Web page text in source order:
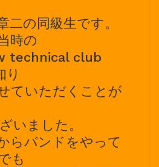
二の同級生です。
時の
technical club
り
ていただくことが
いました。
らバンドをやって
も